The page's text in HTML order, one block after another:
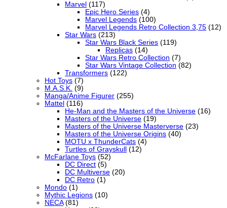
Marvel (117)
Epic Hero Series (4)
Marvel Legends (100)
Marvel Legends Retro Collection 3,75 (12)
Star Wars (213)
Star Wars Black Series (119)
Replicas (14)
Star Wars Retro Collection (7)
Star Wars Vintage Collection (82)
Transformers (122)
Hot Toys (7)
M.A.S.K. (9)
Manga/Anime Figurer (255)
Mattel (116)
He-Man and the Masters of the Universe (16)
Masters of the Universe (19)
Masters of the Universe Masterverse (23)
Masters of the Universe Origins (40)
MOTU x ThunderCats (4)
Turtles of Grayskull
(12)
McFarlane Toys (52)
DC Direct (5)
DC Multiverse (20)
DC Retro (1)
Mondo (1)
Mythic Legions (10)
NECA (81)